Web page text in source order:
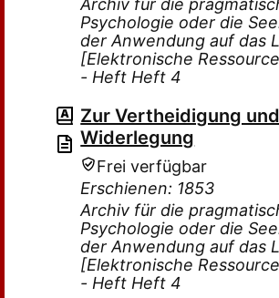
Archiv für die
Psychologie oder die
der Anwendung auf das
[Elektronische
- Heft Heft 4
Zur Vertheidigung und
Widerlegung
Frei verfügbar
Erschienen: 1853
Archiv für die
Psychologie oder die
der Anwendung auf das
[Elektronische
- Heft Heft 4